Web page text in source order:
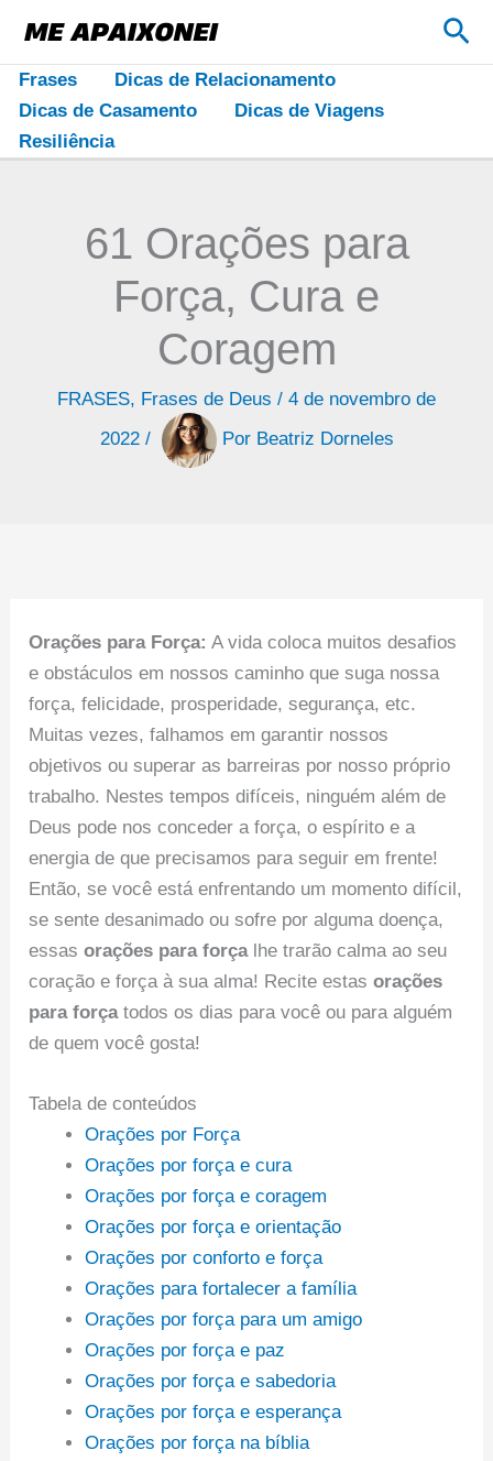
para
conteúdo
Frases
Dicas de Relacionamento
Dicas de Casamento
Dicas de Viagens
Resiliência
61 Orações para
Força, Cura e
Coragem
FRASES, Frases de Deus / 4 de novembro de
2022 / Por Beatriz Dorneles
Orações para Força: A vida coloca muitos desafios
e obstáculos em nossos caminho que suga nossa
força, felicidade, prosperidade, segurança, etc.
Muitas vezes, falhamos em garantir nossos
objetivos ou superar as barreiras por nosso próprio
trabalho. Nestes tempos difíceis, ninguém além de
Deus pode nos conceder a força, o espírito e a
energia de que precisamos para seguir em frente!
Então, se você está enfrentando um momento difícil,
se sente desanimado ou sofre por alguma doença,
essasorações para forçalhe trarão calma ao seu
coração e força à sua alma! Recite estasorações
para forçatodos os dias para você ou para alguém
de quem você gosta!
Tabela de conteúdos
Orações por Força
Orações por força e cura
Orações por força e coragem
Orações por força e orientação
Orações por conforto e força
Orações para fortalecer a família
Orações por força para um amigo
Orações por força e paz
Orações por força e sabedoria
Orações por força e esperança
Orações por força na bíblia